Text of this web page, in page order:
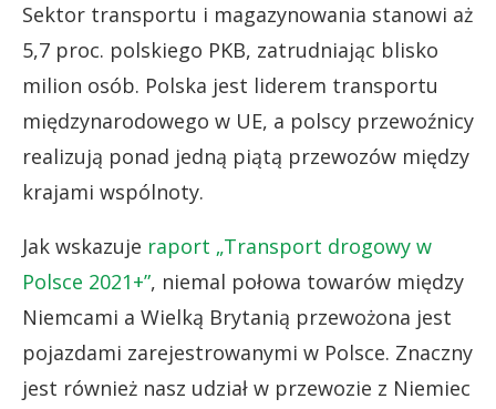
Sektor transportu i magazynowania stanowi aż
5,7 proc. polskiego PKB, zatrudniając blisko
milion osób. Polska jest liderem transportu
międzynarodowego w UE, a polscy przewoźnicy
realizują ponad jedną piątą przewozów między
krajami wspólnoty.
Jak wskazuje raport „Transport drogowy w
Polsce 2021+”, niemal połowa towarów między
Niemcami a Wielką Brytanią przewożona jest
pojazdami zarejestrowanymi w Polsce. Znaczny
jest również nasz udział w przewozie z Niemiec